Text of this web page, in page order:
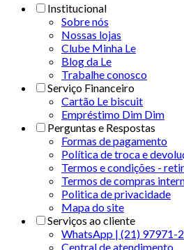
Institucional
Sobre nós
Nossas lojas
Clube Minha Le
Blog da Le
Trabalhe conosco
Serviço Financeiro
Cartão Le biscuit
Empréstimo Dim Dim
Perguntas e Respostas
Formas de pagamento
Política de troca e
Termos e condições -
Termos de compras
Politica de privacidade
Mapa do site
Serviços ao cliente
WhatsApp | (21) 97971-
Central de atendimento